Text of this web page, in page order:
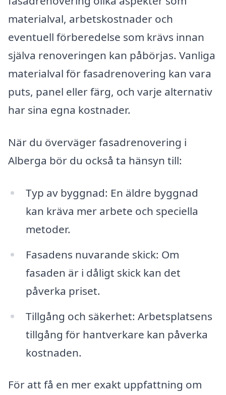
materialval, arbetskostnader och
eventuell förberedelse som krävs innan
själva renoveringen kan påbörjas. Vanliga
materialval för fasadrenovering kan vara
puts, panel eller färg, och varje alternativ
har sina egna kostnader.
När du överväger fasadrenovering i
Alberga bör du också ta hänsyn till:
Typ av byggnad: En äldre byggnad
kan kräva mer arbete och speciella
metoder.
Fasadens nuvarande skick: Om
fasaden är i dåligt skick kan det
påverka priset.
Tillgång och säkerhet: Arbetsplatsens
tillgång för hantverkare kan påverka
kostnaden.
För att få en mer exakt uppfattning om